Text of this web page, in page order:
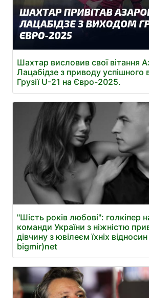
Шахтар висловив свої вітання
Лацабідзе з приводу успішного
Грузії U-21 на Євро-2025.
"Шість років любові": голкіпер
команди України з ніжністю
дівчину з ювілеєм їхніх
bigmir)net